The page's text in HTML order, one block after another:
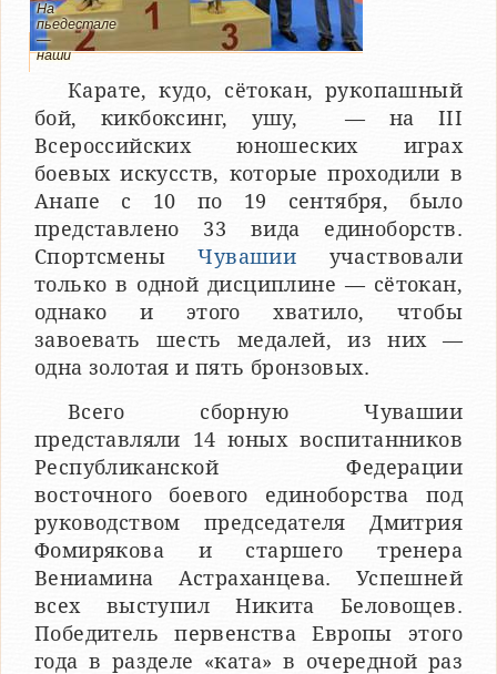
На
пьедестале
—
наши
Карате, кудо, сётокан, рукопашный
бой, кикбоксинг, ушу, — на III
Всероссийских юношеских играх
боевых искусств, которые проходили в
Анапе с 10 по 19 сентября, было
представлено 33 вида единоборств.
СпортсменыЧувашии участвовали
только в одной дисциплине — сётокан,
однако и этого хватило, чтобы
завоевать шесть медалей, из них —
одна золотая и пять бронзовых.
Всего сборную Чувашии
представляли 14 юных воспитанников
Республиканской Федерации
восточного боевого единоборства под
руководством председателя Дмитрия
Фомирякова и старшего тренера
Вениамина Астраханцева. Успешней
всех выступил Никита Беловощев.
Победитель первенства Европы этого
года в разделе «ката» в очередной раз